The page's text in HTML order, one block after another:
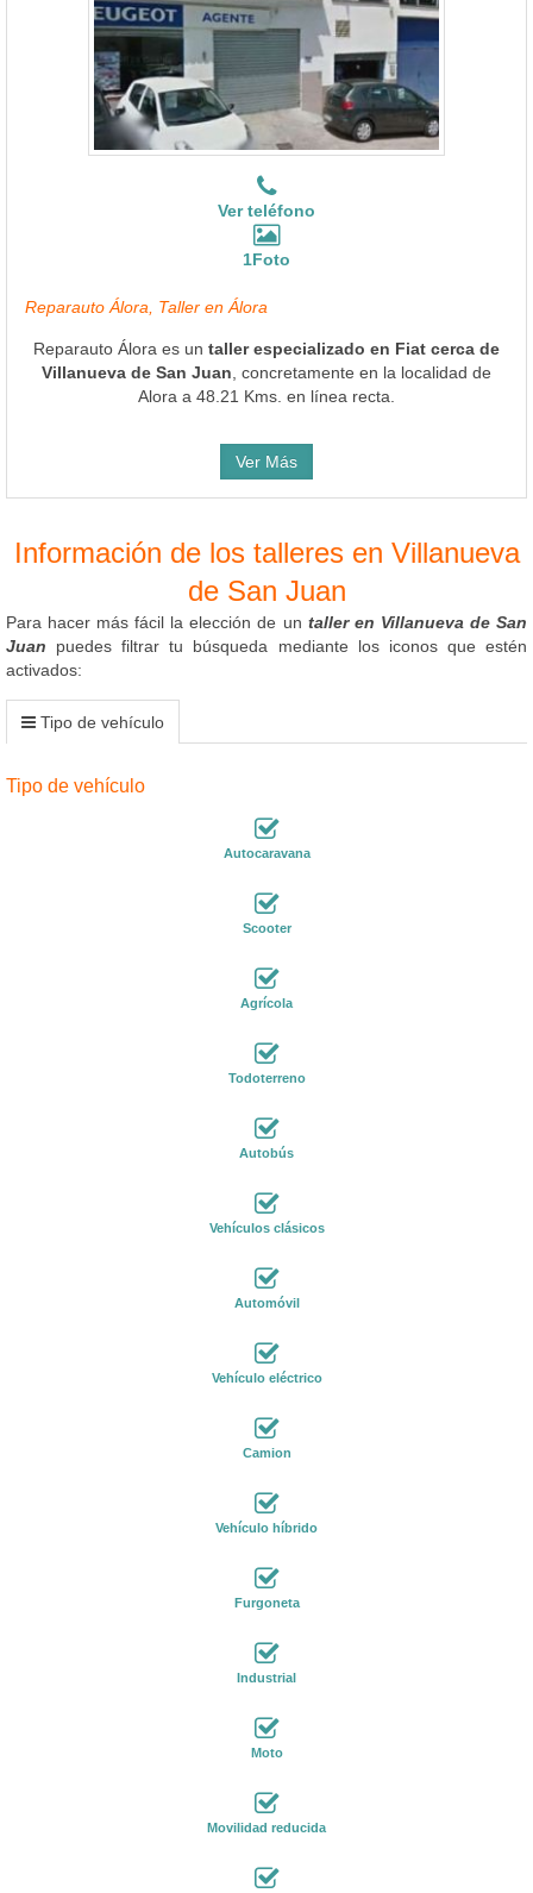
Ver teléfono
1Foto
Reparauto Álora, Taller en Álora
Reparauto Álora es un taller especializado en Fiat cerca de
Villanueva de San Juan , concretamente en la localidad de
Alora a 48.21 Kms. en línea recta.
Ver Más
Información de los talleres en Villanueva
de San Juan
Para hacer más fácil la elección de un taller en Villanueva de San
Juan puedes filtrar tu búsqueda mediante los iconos que estén
activados:
Tipo de vehículo
Tipo de vehículo
Autocaravana
Scooter
Agrícola
Todoterreno
Autobús
Vehículos clásicos
Automóvil
Vehículo eléctrico
Camion
Vehículo híbrido
Furgoneta
Industrial
Moto
Movilidad reducida